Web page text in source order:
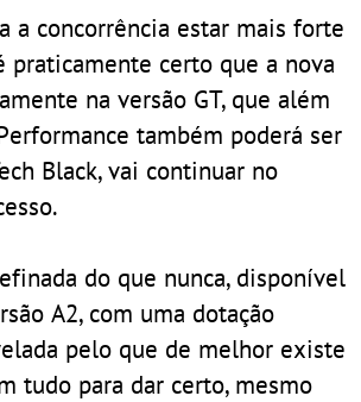
a concorrência estar mais forte
praticamente certo que a nova
na versão GT, que além
também poderá ser
Black, vai continuar no
do que nunca, disponível
A2, com uma dotação
pelo que de melhor existe
tudo para dar certo, mesmo